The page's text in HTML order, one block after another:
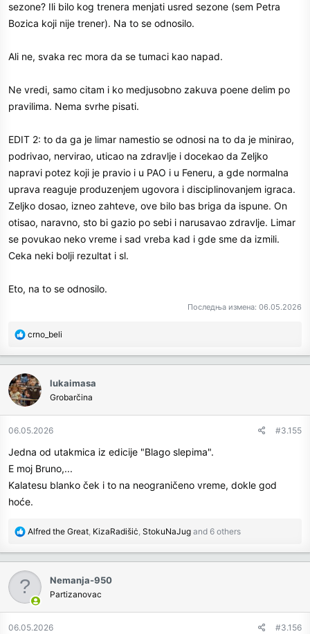
sezone? Ili bilo kog trenera menjati usred sezone (sem Petra
Bozica koji nije trener). Na to se odnosilo.
Ali ne, svaka rec mora da se tumaci kao napad.
Ne vredi, samo citam i ko medjusobno zakuva poene delim po
pravilima. Nema svrhe pisati.
EDIT 2: to da ga je limar namestio se odnosi na to da je minirao,
podrivao, nervirao, uticao na zdravlje i docekao da Zeljko
napravi potez koji je pravio i u PAO i u Feneru, a gde normalna
uprava reaguje produzenjem ugovora i disciplinovanjem igraca.
Zeljko dosao, izneo zahteve, ove bilo bas briga da ispune. On
otisao, naravno, sto bi gazio po sebi i narusavao zdravlje. Limar
se povukao neko vreme i sad vreba kad i gde sme da izmili.
Ceka neki bolji rezultat i sl.
Eto, na to se odnosilo.
Последња измена: 06.05.2026
R
a
c
t
i
n
:
crno_beli
lukaimasa
Grobarčina
06.05.2026 #3.155
Jedna od utakmica iz edicije "Blago slepima".
E moj Bruno,...
Kalatesu blanko ček i to na neograničeno vreme, dokle god
hoće.
R
a
c
t
n
Alfred the Great KizaRadišiċ StokuNaJug and 6 others
Nemanja-950
Partizanovac
06.05.2026 #3.156